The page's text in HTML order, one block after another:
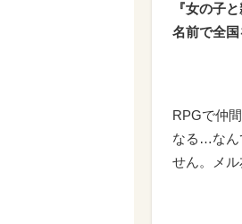
『女の子
名前で全
RPGで仲
なる…なん
せん。メル